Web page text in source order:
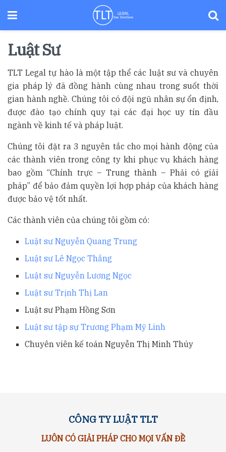
Luật Sư
TLT Legal tự hào là một tập thể các luật sư và chuyên
gia pháp lý đã đồng hành cùng nhau trong suốt thời
gian hành nghề. Chúng tôi có đội ngũ nhân sự ổn định,
được đào tạo chính quy tại các đại học uy tín đầu
ngành về kinh tế và pháp luật.
Chúng tôi đặt ra 3 nguyên tắc cho mọi hành động của
các thành viên trong công ty khi phục vụ khách hàng
bao gồm “Chính trực – Trung thành – Phải có giải
pháp” để bảo đảm quyền lợi hợp pháp của khách hàng
được bảo vệ tốt nhất.
Các thành viên của chúng tôi gồm có:
Luật sư Nguyễn Quang Trung
Luật sư Lê Ngọc Thắng
Luật sư Nguyễn Lương Ngọc
Luật sư Trịnh Thị Lan
Luật sư Phạm Hồng Sơn
Luật sư tập sự Trương Phạm Mỹ Linh
Chuyên viên kế toán Nguyễn Thị Minh Thúy
CÔNG TY LUẬT TLT
LUÔN CÓ GIẢI PHÁP CHO MỌI VẤN ĐỀ